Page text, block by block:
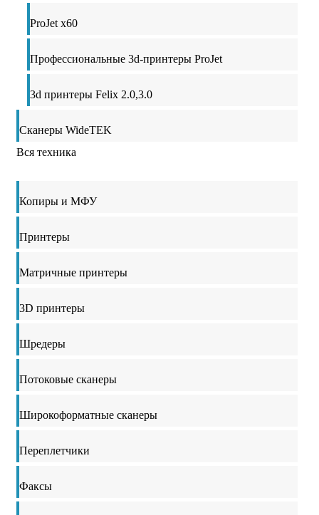
ProJet x60
Профессиональные 3d-принтеры ProJet
3d принтеры Felix 2.0,3.0
Сканеры WideTEK
Вся техника
Копиры и МФУ
Принтеры
Матричные принтеры
3D принтеры
Шредеры
Потоковые сканеры
Широкоформатные сканеры
Переплетчики
Факсы